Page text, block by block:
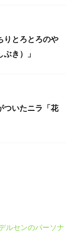
りとろとろのや
き）」
ついたニラ「花
ルセンのパーソナ